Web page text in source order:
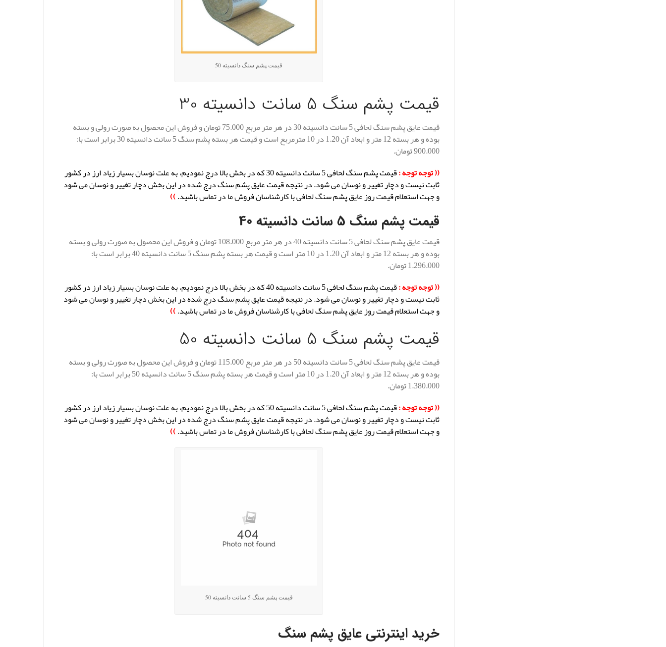
قیمت پشم سنگ دانسیته 50
قیمت پشم سنگ 5 سانت دانسیته 30
قیمت عایق پشم سنگ لحافی 5 سانت دانسیته 30 در هر متر مربع 75.000 تومان و فروش این محصول به صورت رولی و بسته
بوده و هر بسته 12 متر و ابعاد آن 1.20 در 10 مترمربع است و قیمت هر بسته پشم سنگ 5 سانت دانسیته 30 برابر است با:
900.000 تومان.
(( توجه توجه :قیمت پشم سنگ لحافی 5 سانت دانسیته 30 که در بخش بالا درج نمودیم، به علت نوسان بسیار زیاد ارز در کشور
ثابت نیست و دچار تغییر و نوسان می شود. در نتیجه قیمت عایق پشم سنگ درج شده در این بخش دچار تغییر و نوسان می شود
و جهت استعلام قیمت روز عایق پشم سنگ لحافی با کارشناسان فروش ما در تماس باشید.))
قیمت پشم سنگ 5 سانت دانسیته 40
قیمت عایق پشم سنگ لحافی 5 سانت دانسیته 40 در هر متر مربع 108.000 تومان و فروش این محصول به صورت رولی و بسته
بوده و هر بسته 12 متر و ابعاد آن 1.20 در 10 متر است و قیمت هر بسته پشم سنگ 5 سانت دانسیته 40 برابر است با:
1.296.000 تومان.
(( توجه توجه :
قیمت پشم سنگ لحافی 5 سانت دانسیته 40 که در بخش بالا درج نمودیم، به علت نوسان بسیار زیاد ارز در کشور
ثابت نیست و دچار تغییر و نوسان می شود. در نتیجه قیمت عایق پشم سنگ درج شده در این بخش دچار تغییر و نوسان می شود
و جهت استعلام قیمت روز عایق پشم سنگ لحافی با کارشناسان فروش ما در تماس باشید.))
قیمت پشم سنگ 5 سانت دانسیته 50
قیمت عایق پشم سنگ لحافی 5 سانت دانسیته 50 در هر متر مربع 115.000 تومان و فروش این محصول به صورت رولی و بسته
بوده و هر بسته 12 متر و ابعاد آن 1.20 در 10 متر است و قیمت هر بسته پشم سنگ 5 سانت دانسیته 50 برابر است با:
1.380.000 تومان.
(( توجه توجه :
قیمت پشم سنگ لحافی 5 سانت دانسیته 50 که در بخش بالا درج نمودیم، به علت نوسان بسیار زیاد ارز در کشور
ثابت نیست و دچار تغییر و نوسان می شود. در نتیجه قیمت عایق پشم سنگ درج شده در این بخش دچار تغییر و نوسان می شود
و جهت استعلام قیمت روز عایق پشم سنگ لحافی با کارشناسان فروش ما در تماس باشید.))
قیمت پشم سنگ 5 سانت دانسیته 50
خرید اینترنتی عایق پشم سنگ